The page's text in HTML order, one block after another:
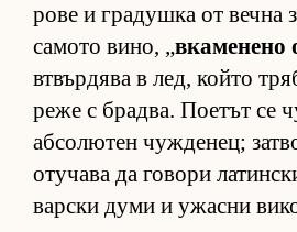
рове и гра­душка от вечна
са­мото ви­но, „вка­ме­нено
втвър­дява в лед, който
реже с брад­ва. По­е­тът се
аб­со­лю­тен чуж­де­нец;
оту­чава да го­вори
вар­ски думи и ужасни